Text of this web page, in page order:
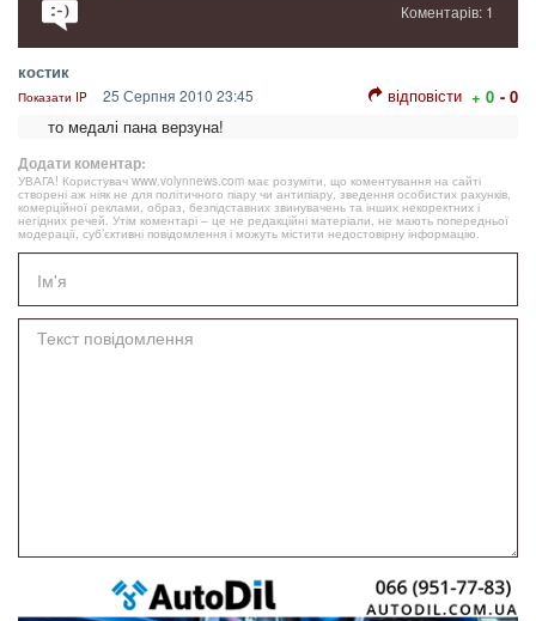
Коментарів: 1
костик
Показати IP 25 Серпня 2010 23:45 відповісти + 0 - 0
то медалі пана верзуна!
Додати коментар:
УВАГА! Користувач www.volynnews.com має розуміти, що коментування на сайті
створені аж ніяк не для політичного піару чи антипіару, зведення особистих рахунків,
комерційної реклами, образ, безпідставних звинувачень та інших некоректних і
негідних речей. Утім коментарі – це не редакційні матеріали, не мають попередньої
модерації, суб’єктивні повідомлення і можуть містити недостовірну інформацію.